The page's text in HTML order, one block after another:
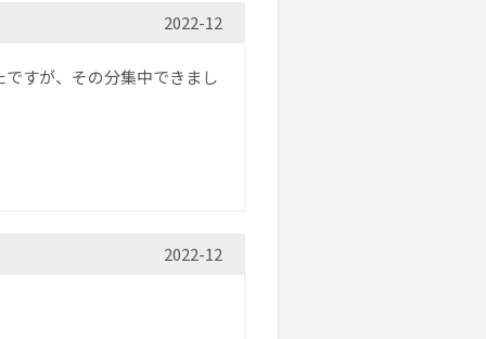
2022-12
すが、その分集中できまし
2022-12